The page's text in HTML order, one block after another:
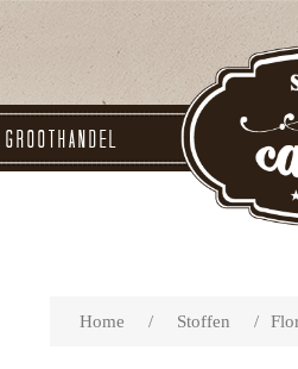
Groothandel
Home / Stoffen /